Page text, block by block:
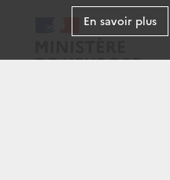
En savoir plus